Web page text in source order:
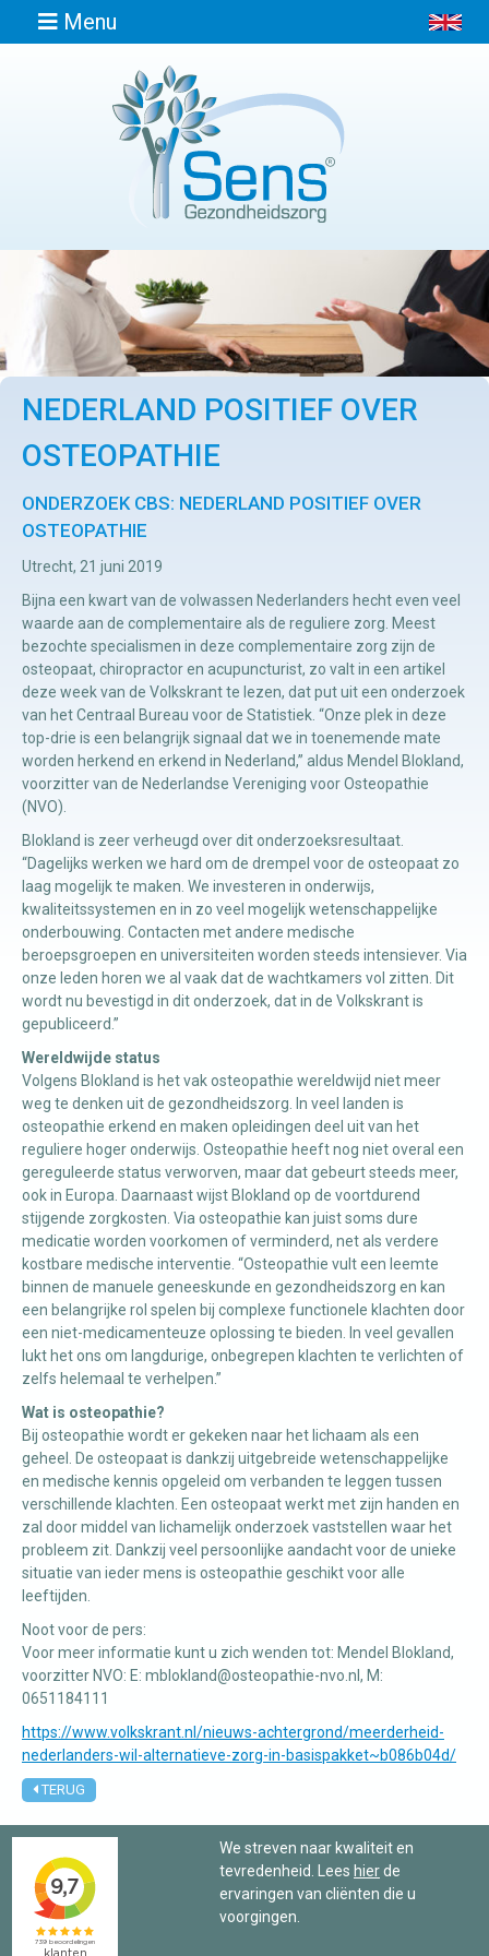
Menu
Afspraak
Locaties
Contact
therapie
Viscerale
therapie
Craniosacraal
therapie
Fysiotherapie
NEDERLAND POSITIEF OVER
OSTEOPATHIE
ONDERZOEK CBS: NEDERLAND POSITIEF OVER
OSTEOPATHIE
Utrecht, 21 juni 2019
Bijna een kwart van de volwassen Nederlanders hecht even veel
waarde aan de complementaire als de reguliere zorg. Meest
bezochte specialismen in deze complementaire zorg zijn de
osteopaat, chiropractor en acupuncturist, zo valt in een artikel
deze week van de Volkskrant te lezen, dat put uit een onderzoek
van het Centraal Bureau voor de Statistiek. “Onze plek in deze
top-drie is een belangrijk signaal dat we in toenemende mate
worden herkend en erkend in Nederland,” aldus Mendel Blokland,
voorzitter van de Nederlandse Vereniging voor Osteopathie
(NVO).
Blokland is zeer verheugd over dit onderzoeksresultaat.
“Dagelijks werken we hard om de drempel voor de osteopaat zo
laag mogelijk te maken. We investeren in onderwijs,
kwaliteitssystemen en in zo veel mogelijk wetenschappelijke
onderbouwing. Contacten met andere medische
beroepsgroepen en universiteiten worden steeds intensiever. Via
onze leden horen we al vaak dat de wachtkamers vol zitten. Dit
wordt nu bevestigd in dit onderzoek, dat in de Volkskrant is
gepubliceerd.”
Wereldwijde status
Volgens Blokland is het vak osteopathie wereldwijd niet meer
weg te denken uit de gezondheidszorg. In veel landen is
osteopathie erkend en maken opleidingen deel uit van het
reguliere hoger onderwijs. Osteopathie heeft nog niet overal een
gereguleerde status verworven, maar dat gebeurt steeds meer,
ook in Europa. Daarnaast wijst Blokland op de voortdurend
stijgende zorgkosten. Via osteopathie kan juist soms dure
medicatie worden voorkomen of verminderd, net als verdere
kostbare medische interventie. “Osteopathie vult een leemte
binnen de manuele geneeskunde en gezondheidszorg en kan
een belangrijke rol spelen bij complexe functionele klachten door
een niet-medicamenteuze oplossing te bieden. In veel gevallen
lukt het ons om langdurige, onbegrepen klachten te verlichten of
zelfs helemaal te verhelpen.”
Wat is osteopathie?
Bij osteopathie wordt er gekeken naar het lichaam als een
geheel. De osteopaat is dankzij uitgebreide wetenschappelijke
en medische kennis opgeleid om verbanden te leggen tussen
verschillende klachten. Een osteopaat werkt met zijn handen en
zal door middel van lichamelijk onderzoek vaststellen waar het
probleem zit. Dankzij veel persoonlijke aandacht voor de unieke
situatie van ieder mens is osteopathie geschikt voor alle
leeftijden.
Noot voor de pers:
Voor meer informatie kunt u zich wenden tot: Mendel Blokland,
voorzitter NVO: E: mblokland@osteopathie-nvo.nl, M:
0651184111
https://www.volkskrant.nl/nieuws-achtergrond/meerderheid-
nederlanders-wil-alternatieve-zorg-in-basispakket~b086b04d/
TERUG
We streven naar kwaliteit en
tevredenheid. Lees hierde
ervaringen van cliënten die u
voorgingen.